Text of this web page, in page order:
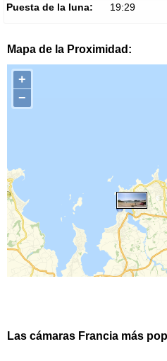
Puesta de la luna:
19:29
Mapa de la Proximidad:
+
−
Las cámaras Francia más